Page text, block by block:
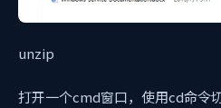
unzip
打开一个cmd窗口，使用cd命令